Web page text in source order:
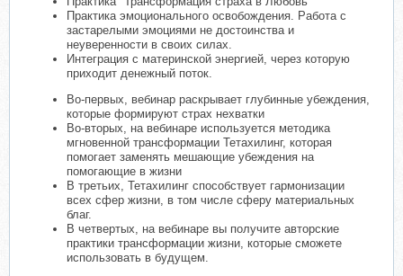
Практика эмоционального освобождения. Работа с
застарелыми эмоциями не достоинства и
неуверенности в своих силах.
Интеграция с материнской энергией, через которую
приходит денежный поток.
Во-первых, вебинар раскрывает глубинные убеждения,
которые формируют страх нехватки
Во-вторых, на вебинаре используется методика
мгновенной трансформации Тетахилинг, которая
помогает заменять мешающие убеждения на
помогающие в жизни
В третьих, Тетахилинг способствует гармонизации
всех сфер жизни, в том числе сферу материальных
благ.
В четвертых, на вебинаре вы получите авторские
практики трансформации жизни, которые сможете
использовать в будущем.